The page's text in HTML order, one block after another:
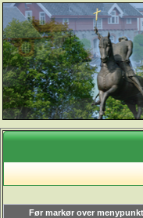
Før markør over menypunkt